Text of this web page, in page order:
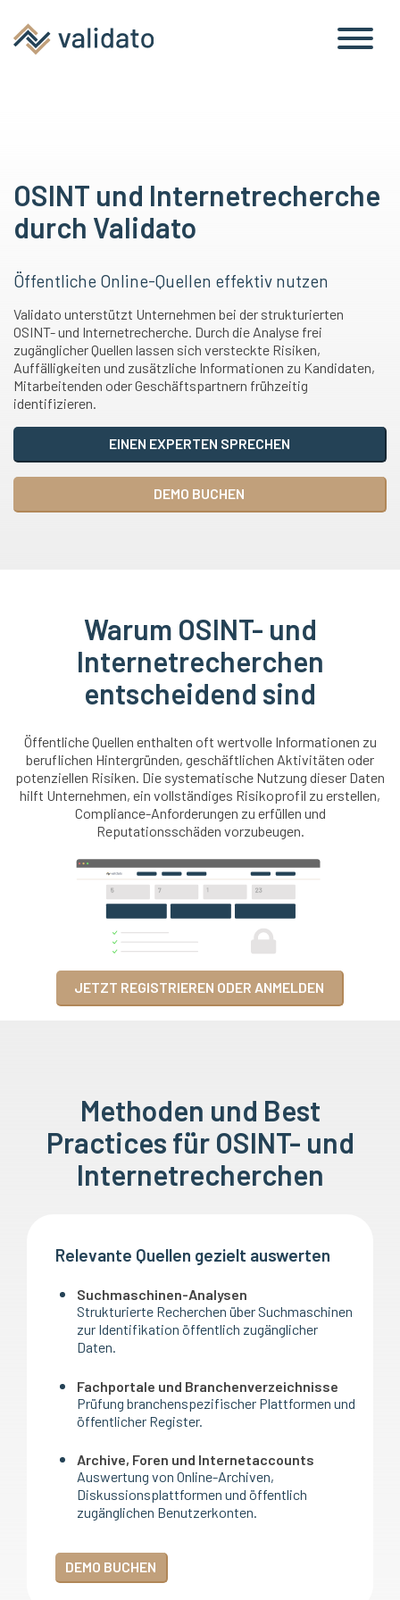
OSINT und Internetrecherche
durch Validato
Öffentliche Online-Quellen effektiv nutzen
Validato unterstützt Unternehmen bei der strukturierten
OSINT- und Internetrecherche. Durch die Analyse frei
zugänglicher Quellen lassen sich versteckte Risiken,
Auffälligkeiten und zusätzliche Informationen zu Kandidaten,
Mitarbeitenden oder Geschäftspartnern frühzeitig
identifizieren.
EINEN EXPERTEN SPRECHEN
DEMO BUCHEN
Warum OSINT- und
Internetrecherchen
entscheidend sind
Öffentliche Quellen enthalten oft wertvolle Informationen zu
beruflichen Hintergründen, geschäftlichen Aktivitäten oder
potenziellen Risiken. Die systematische Nutzung dieser Daten
hilft Unternehmen, ein vollständiges Risikoprofil zu erstellen,
Compliance-Anforderungen zu erfüllen und
Reputationsschäden vorzubeugen.
JETZT REGISTRIEREN ODER ANMELDEN
Methoden und Best
Practices für OSINT- und
Internetrecherchen
Relevante Quellen gezielt auswerten
Suchmaschinen-Analysen
Strukturierte Recherchen über Suchmaschinen
zur Identifikation öffentlich zugänglicher
Daten.
Fachportale und Branchenverzeichnisse
Prüfung branchenspezifischer Plattformen und
öffentlicher Register.
Archive, Foren und Internetaccounts
Auswertung von Online-Archiven,
Diskussionsplattformen und öffentlich
zugänglichen Benutzerkonten.
DEMO BUCHEN